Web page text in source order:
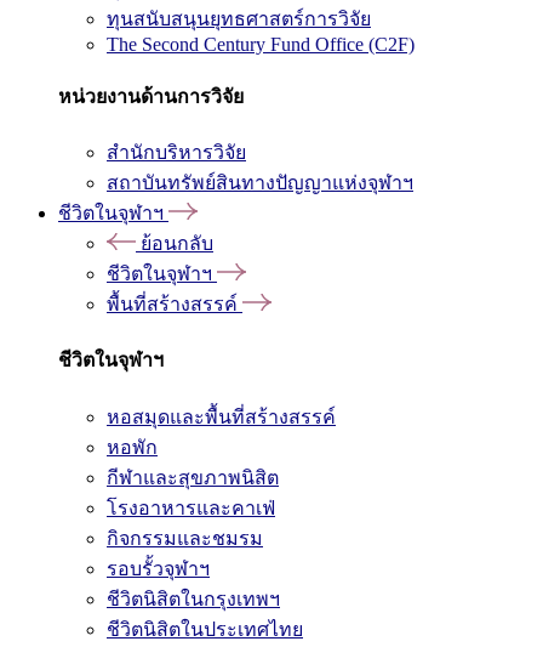
ทุนสนับสนุนยุทธศาสตร์การวิจัย
The Second Century Fund Office (C2F)
หน่วยงานด้านการวิจัย
สำนักบริหารวิจัย
สถาบันทรัพย์สินทางปัญญาแห่งจุฬาฯ
ชีวิตในจุฬาฯ
ย้อนกลับ
ชีวิตในจุฬาฯ
พื้นที่สร้างสรรค์
ชีวิตในจุฬาฯ
หอสมุดและพื้นที่สร้างสรรค์
หอพัก
กีฬาและสุขภาพนิสิต
โรงอาหารและคาเฟ่
กิจกรรมและชมรม
รอบรั้วจุฬาฯ
ชีวิตนิสิตในกรุงเทพฯ
ชีวิตนิสิตในประเทศไทย